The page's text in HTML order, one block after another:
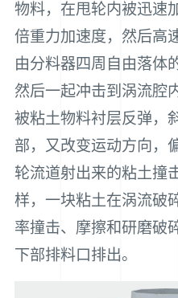
物料，在甩轮内被迅速
倍重力加速度，然后高
由分料器四周自由落体
然后一起冲击到涡流腔
被粘土物料衬层反弹，
部，又改变运动方向，
轮流道射出来的粘土撞
样，一块粘土在涡流破
率撞击、摩擦和研磨破
下部排料口排出。